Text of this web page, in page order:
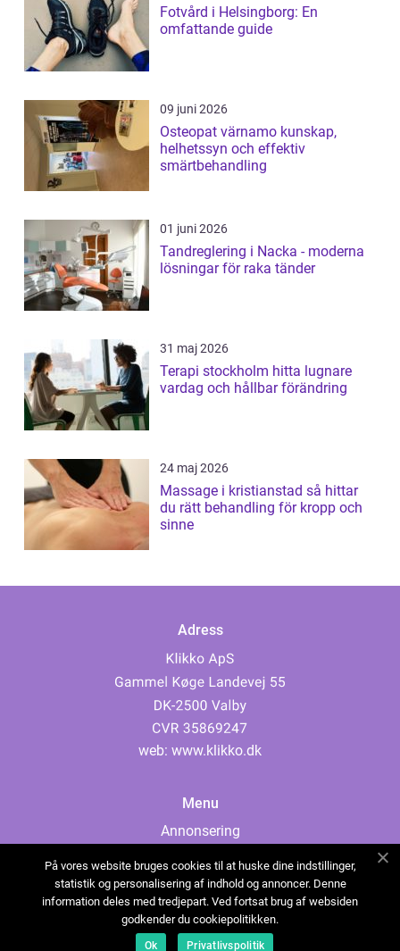
Fotvård i Helsingborg: En
omfattande guide
09 juni 2026
Osteopat värnamo kunskap,
helhetssyn och effektiv
smärtbehandling
01 juni 2026
Tandreglering i Nacka - moderna
lösningar för raka tänder
31 maj 2026
Terapi stockholm hitta lugnare
vardag och hållbar förändring
24 maj 2026
Massage i kristianstad så hittar
du rätt behandling för kropp och
sinne
Adress
web: www.klikko.dk
Menu
Annonsering
Cookies
Kontakta oss
Sitemap
På vores website bruges cookies til at huske dine indstillinger,
statistik og personalisering af indhold og annoncer. Denne
information deles med tredjepart. Ved fortsat brug af websiden
godkender du cookiepolitikken.
Ok Privatlivspolitik